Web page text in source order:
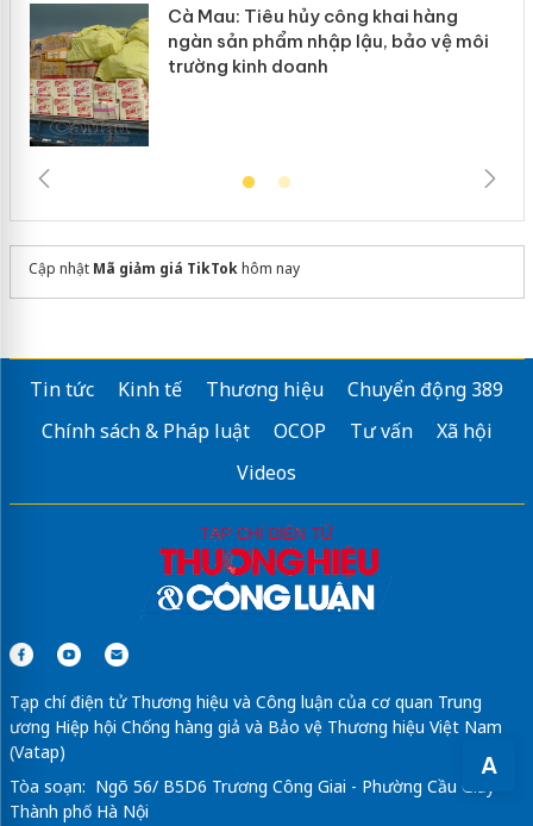
A
Cà Mau: Tiêu hủy công khai hàng
ngàn sản phẩm nhập lậu, bảo vệ môi
trường kinh doanh
Cập nhật Mã giảm giá TikTokhôm nay
Tin tức Kinh tế Thương hiệu
Chuyển động 389
Chính sách & Pháp luật
OCOP Tư vấn
Xã hội
Videos
Tạp chí điện tử Thương hiệu và Công luận của cơ quan Trung
ương Hiệp hội Chống hàng giả và Bảo vệ Thương hiệu Việt Nam
(Vatap)
Tòa soạn: Ngõ 56/ B5D6 Trương Công Giai - Phường Cầu Giấy -
Thành phố Hà Nội